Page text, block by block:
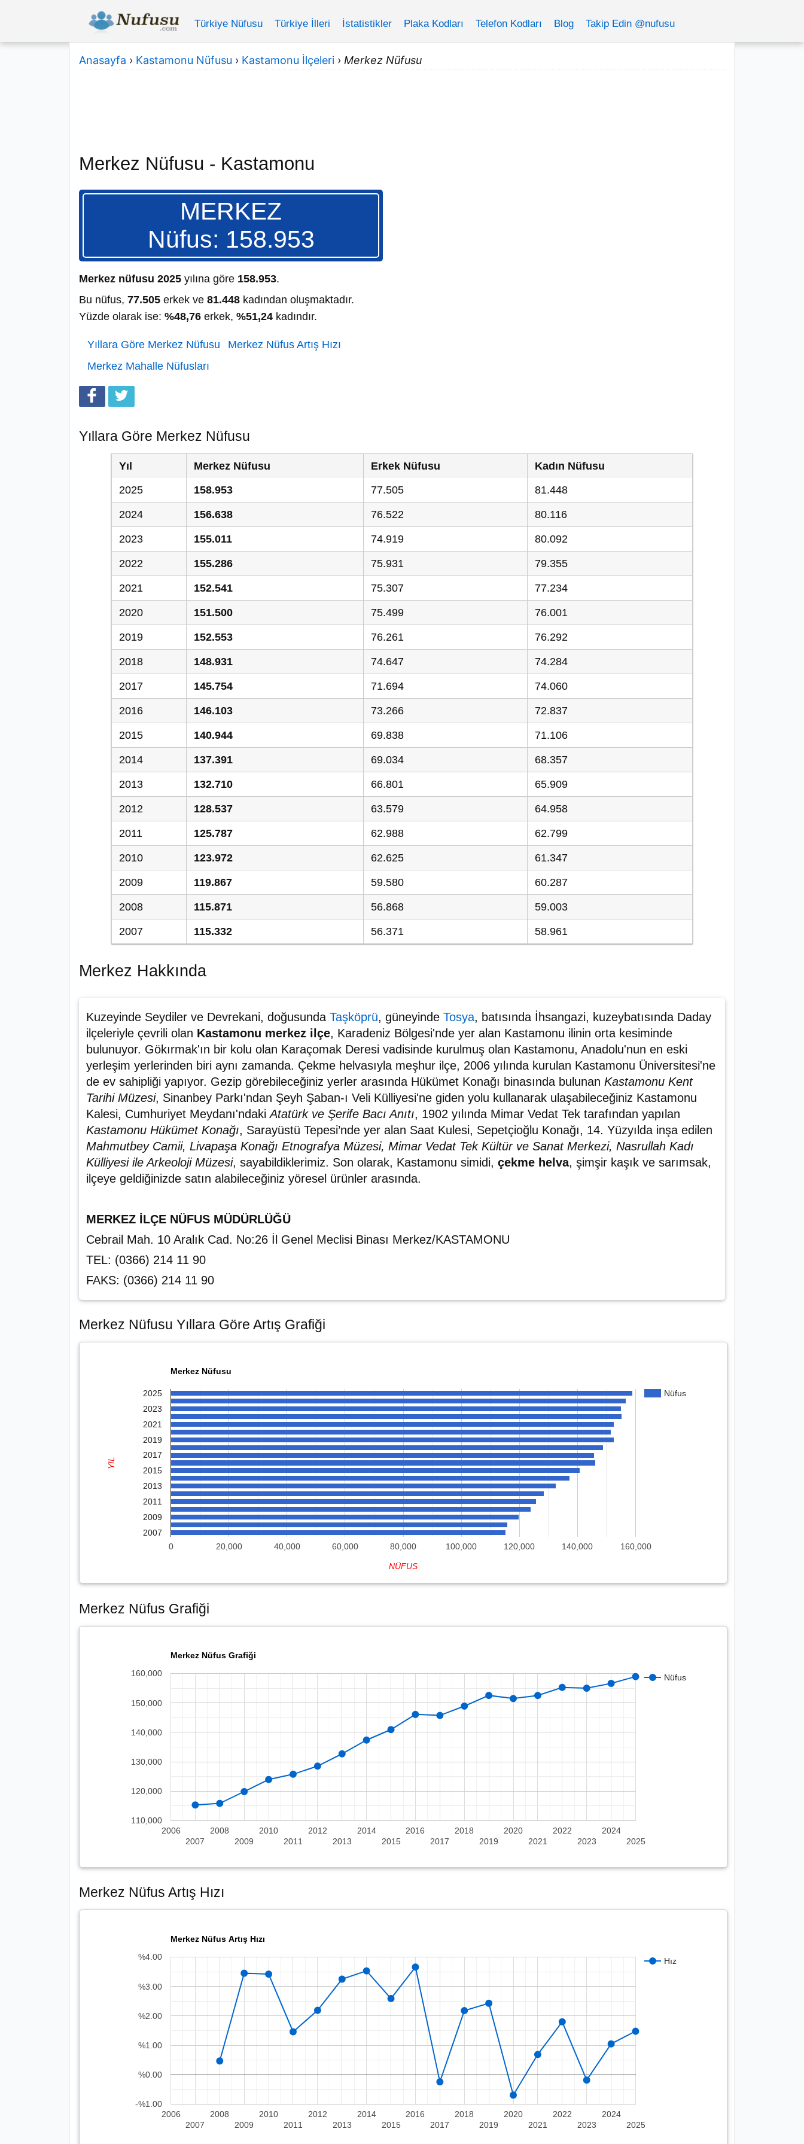
Türkiye Nüfusu Türkiye İlleri İstatistikler Plaka Kodları Telefon Kodları Blog Takip Edin @nufusu
Anasayfa › Kastamonu Nüfusu › Kastamonu İlçeleri › Merkez Nüfusu
Merkez Nüfusu - Kastamonu
MERKEZ
Nüfus: 158.953
Merkez nüfusu 2025 yılına göre 158.953.
Bu nüfus, 77.505 erkek ve 81.448 kadından oluşmaktadır.
Yüzde olarak ise: %48,76 erkek, %51,24 kadındır.
Yıllara Göre Merkez Nüfusu
Merkez Nüfus Artış Hızı
Merkez Mahalle Nüfusları
Yıllara Göre Merkez Nüfusu
Yıl Merkez Nüfusu Erkek Nüfusu
Kadın Nüfusu
2025
158.953 77.505 81.448
2024 156.638 76.522 80.116
2023 155.011 74.919 80.092
2022 155.286 75.931 79.355
2021 152.541 75.307 77.234
2020 151.500 75.499 76.001
2019 152.553 76.261 76.292
2018 148.931 74.647 74.284
2017 145.754 71.694 74.060
2016 146.103 73.266 72.837
2015 140.944 69.838 71.106
2014 137.391 69.034 68.357
2013 132.710 66.801 65.909
2012 128.537 63.579 64.958
2011 125.787 62.988 62.799
2010 123.972 62.625 61.347
2009 119.867 59.580 60.287
2008 115.871 56.868 59.003
2007 115.332 56.371 58.961
Merkez Hakkında
Kuzeyinde Seydiler ve Devrekani, doğusunda Taşköprü, güneyinde Tosya, batısında İhsangazi, kuzeybatısında Daday
ilçeleriyle çevrili olan Kastamonu merkez ilçe, Karadeniz Bölgesi'nde yer alan Kastamonu ilinin orta kesiminde
bulunuyor. Gökırmak'ın bir kolu olan Karaçomak Deresi vadisinde kurulmuş olan Kastamonu, Anadolu'nun en eski
yerleşim yerlerinden biri aynı zamanda. Çekme helvasıyla meşhur ilçe, 2006 yılında kurulan Kastamonu Üniversitesi'ne
de ev sahipliği yapıyor. Gezip görebileceğiniz yerler arasında Hükümet Konağı binasında bulunan Kastamonu Kent
Tarihi Müzesi, Sinanbey Parkı'ndan Şeyh Şaban-ı Veli Külliyesi'ne giden yolu kullanarak ulaşabileceğiniz Kastamonu
Kalesi, Cumhuriyet Meydanı'ndakiAtatürk ve Şerife Bacı Anıtı, 1902 yılında Mimar Vedat Tek tarafından yapılan
Kastamonu Hükümet Konağı, Sarayüstü Tepesi’nde yer alan Saat Kulesi, Sepetçioğlu Konağı, 14. Yüzyılda inşa edilen
Mahmutbey Camii, Livapaşa Konağı Etnografya Müzesi, Mimar Vedat Tek Kültür ve Sanat Merkezi, Nasrullah Kadı
Külliyesi ile Arkeoloji Müzesi, sayabildiklerimiz. Son olarak, Kastamonu simidi, çekme helva, şimşir kaşık ve sarımsak,
ilçeye geldiğinizde satın alabileceğiniz yöresel ürünler arasında.
MERKEZ İLÇE NÜFUS MÜDÜRLÜĞÜ
Cebrail Mah. 10 Aralık Cad. No:26 İl Genel Meclisi Binası Merkez/KASTAMONU
TEL: (0366) 214 11 90
FAKS: (0366) 214 11 90
Merkez Nüfusu Yıllara Göre Artış Grafiği
Merkez Nüfusu
Nüfus
0 20,000 40,000 60,000 80,000 100,000 120,000 140,000 160,000
2025
2023
2021
2019
2017
2015
2013
2011
2009
2007
NÜFUS
YIL
Merkez Nüfus Grafiği
Merkez Nüfus Grafiği
Nüfus
2006
2007
2008
2009
2010
2011
2012
2013
2014
2015
2016
2017
2018
2019
2020
2021
2022
2023
2024
2025
110,000
120,000
130,000
140,000
150,000
160,000
Merkez Nüfus Artış Hızı
Merkez Nüfus Artış Hızı
Hız
2006
2007
2008
2009
2010
2011
2012
2013
2014
2015
2016
2017
2018
2019
2020
2021
2022
2023
2024
2025
-%1.00
%0.00
%1.00
%2.00
%3.00
%4.00